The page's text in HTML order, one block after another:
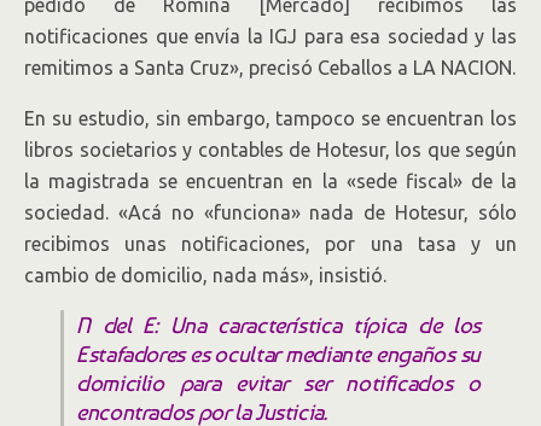
pedido de Romina [Mercado] recibimos las
notificaciones que envía la IGJ para esa sociedad y las
remitimos a Santa Cruz», precisó Ceballos a LA NACION.
En su estudio, sin embargo, tampoco se encuentran los
libros societarios y contables de Hotesur, los que según
la magistrada se encuentran en la «sede fiscal» de la
sociedad. «Acá no «funciona» nada de Hotesur, sólo
recibimos unas notificaciones, por una tasa y un
cambio de domicilio, nada más», insistió.
N del E: Una característica típica de los
Estafadores es ocultar mediante engaños su
domicilio para evitar ser notificados o
encontrados por la Justicia.